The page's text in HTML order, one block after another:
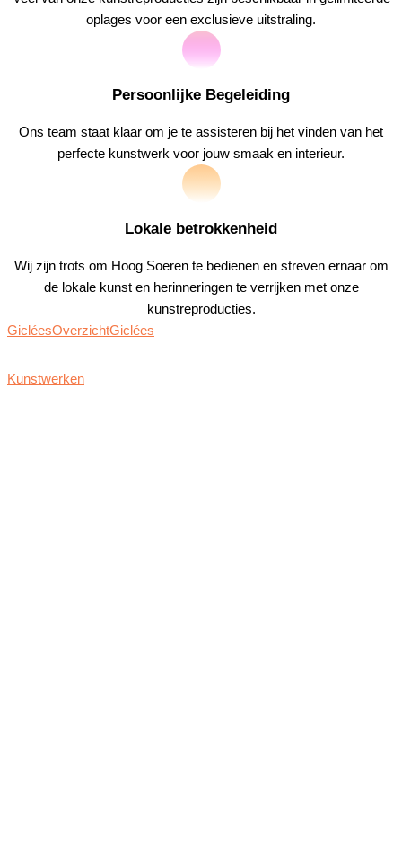
oplages voor een exclusieve uitstraling.
Persoonlijke Begeleiding
Ons team staat klaar om je te assisteren bij het vinden van het
perfecte kunstwerk voor jouw smaak en interieur.
Lokale betrokkenheid
Wij zijn trots om Hoog Soeren te bedienen en streven ernaar om
de lokale kunst en herinneringen te verrijken met onze
kunstreproducties.
GicléesOverzichtGiclées
Kunstwerken